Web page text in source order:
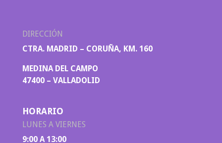
DIRECCIÓN
CTRA. MADRID – CORUÑA, KM. 160
MEDINA DEL CAMPO
47400 – VALLADOLID
HORARIO
LUNES A VIERNES
9:00 A 13:00